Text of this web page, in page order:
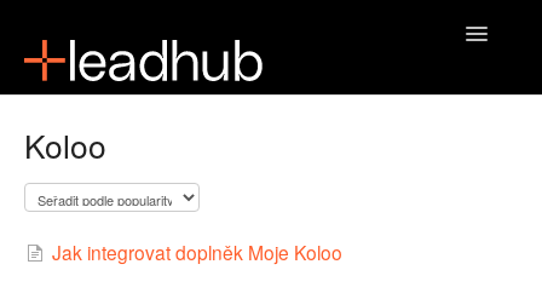
Toggle
Koloo
Jak integrovat doplněk Moje Koloo